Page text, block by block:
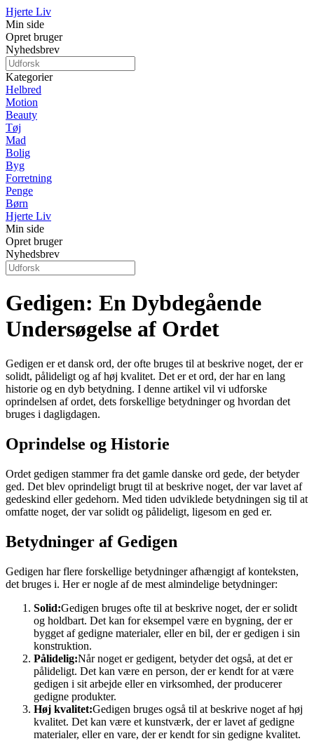
Hjerte Liv
Min side
Opret bruger
Nyhedsbrev
Kategorier
Helbred
Motion
Beauty
Tøj
Mad
Bolig
Byg
Forretning
Penge
Børn
Hjerte Liv
Min side
Opret bruger
Nyhedsbrev
Gedigen: En Dybdegående
Undersøgelse af Ordet
Gedigen er et dansk ord, der ofte bruges til at beskrive noget, der er
solidt, pålideligt og af høj kvalitet. Det er et ord, der har en lang
historie og en dyb betydning. I denne artikel vil vi udforske
oprindelsen af ordet, dets forskellige betydninger og hvordan det
bruges i dagligdagen.
Oprindelse og Historie
Ordet gedigen stammer fra det gamle danske ord gede, der betyder
ged. Det blev oprindeligt brugt til at beskrive noget, der var lavet af
gedeskind eller gedehorn. Med tiden udviklede betydningen sig til at
omfatte noget, der var solidt og pålideligt, ligesom en ged er.
Betydninger af Gedigen
Gedigen har flere forskellige betydninger afhængigt af konteksten,
det bruges i. Her er nogle af de mest almindelige betydninger:
Solid:Gedigen bruges ofte til at beskrive noget, der er solidt
og holdbart. Det kan for eksempel være en bygning, der er
bygget af gedigne materialer, eller en bil, der er gedigen i sin
konstruktion.
Pålidelig:Når noget er gedigent, betyder det også, at det er
pålideligt. Det kan være en person, der er kendt for at være
gedigen i sit arbejde eller en virksomhed, der producerer
gedigne produkter.
Høj kvalitet:Gedigen bruges også til at beskrive noget af høj
kvalitet. Det kan være et kunstværk, der er lavet af gedigne
materialer, eller en vare, der er kendt for sin gedigne kvalitet.